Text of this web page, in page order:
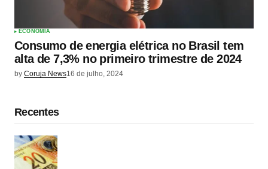
ECONOMIA
Consumo de energia elétrica no Brasil tem
alta de 7,3% no primeiro trimestre de 2024
by Coruja News16 de julho, 2024
Recentes